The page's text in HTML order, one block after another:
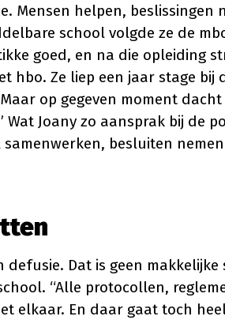
Mensen helpen, beslissingen
school volgde ze de
goed, en na die opleiding
hbo. Ze liep een jaar stage bij
op gegeven moment
Wat Joany zo aansprak bij de
besluiten
Dat is geen
“Alle protocollen,
elkaar. En daar gaat toch